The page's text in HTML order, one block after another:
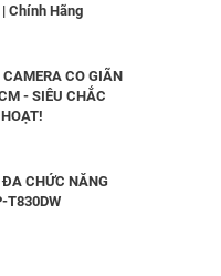
Chính Hãng
CO GIÃN
- SIÊU CHẮC
CHỨC NĂNG
T830DW
thân trụ 2MP
IU/SL
QUANG HDMI
HK020
UNIARCH T1L-